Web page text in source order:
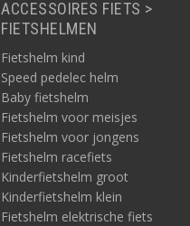
ACCESSOIRES FIETS >
FIETSHELMEN
Fietshelm kind
Speed pedelec helm
Baby fietshelm
Fietshelm voor meisjes
Fietshelm voor jongens
Fietshelm racefiets
Kinderfietshelm groot
Kinderfietshelm klein
Fietshelm elektrische fiets